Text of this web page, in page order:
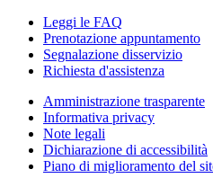
Leggi le FAQ
Prenotazione appuntamento
Segnalazione disservizio
Richiesta d'assistenza
Amministrazione trasparente
Informativa privacy
Note legali
Dichiarazione di accessibilità
Piano di miglioramento del